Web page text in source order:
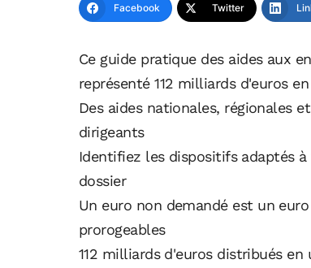
Facebook Twitter
Ce guide pratique des aides aux
représenté 112 milliards d'euros
Des aides nationales, régionales
dirigeants
Identifiez les dispositifs adaptés
dossier
Un euro non demandé est un
prorogeables
112 milliards d'euros distribués